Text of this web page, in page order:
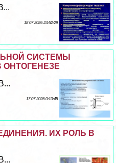
18 07 2026 23:52:29
СИСТЕМЫ
17 07 2026 0:10:45
ИХ РОЛЬ В